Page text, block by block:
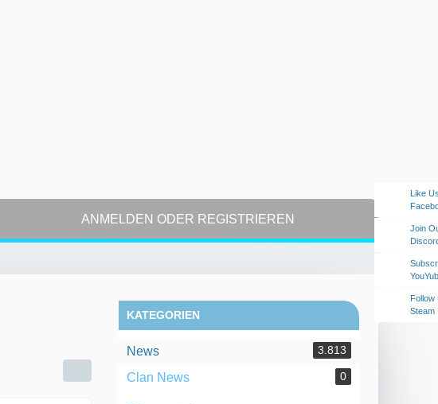
ANMELDEN ODER REGISTRIEREN
KATEGORIEN
News 3.813
Clan News 0
Like
Join
Follow
Steam